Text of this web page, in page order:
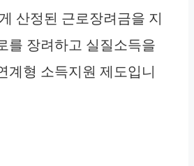
산정된 근로장려금을 지
를 장려하고 실질소득을
계형 소득지원 제도입니